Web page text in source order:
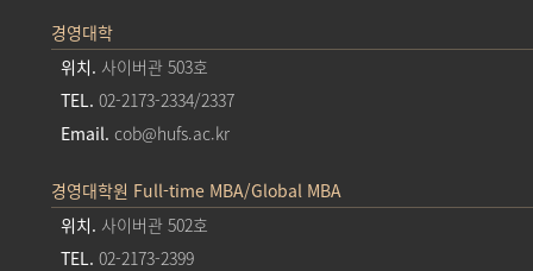
경영대학
위치. 사이버관 503호
TEL. 02-2173-2334/2337
Email. cob@hufs.ac.kr
경영대학원 Full-time MBA/Global MBA
위치. 사이버관 502호
TEL. 02-2173-2399